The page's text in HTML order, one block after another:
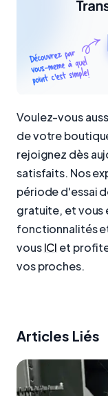
Voulez-vous
de votre
rejoignez dès
satisfaits. Nos
période d'essai
gratuite, et vous
fonctionnalités
vousICI et
vos proches.
Articles Liés